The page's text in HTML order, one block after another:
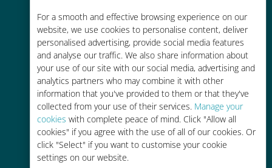
For a smooth and effective browsing experience on our
website, we use cookies to personalise content, deliver
personalised advertising, provide social media features
and analyse our traffic. We also share information about
your use of our site with our social media, advertising and
analytics partners who may combine it with other
information that you've provided to them or that they've
collected from your use of their services. Manage your
cookies with complete peace of mind. Click "Allow all
cookies" if you agree with the use of all of our cookies. Or
click "Select" if you want to customise your cookie
settings on our website.
meer dan 200 bestemmingen
Kosteneffectief
Tot 90% goedkoper dan
roamingkosten bij je huidige
provider